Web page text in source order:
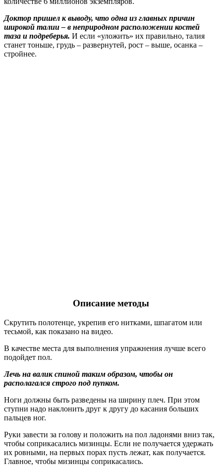
Доктор пришел к выводу, что одна из главных причин
широкой талии – в неприродном расположении костей
таза и подреберья. И если «уложить» их правильно, талия
станет тоньше, грудь – развернутей, рост – выше, осанка –
стройнее.
Описание методы
Скрутить полотенце, укрепив его нитками, шпагатом или
тесьмой, как показано на видео.
В качестве места для выполнения упражнения лучше всего
подойдет пол.
Лечь на валик спиной таким образом, чтобы он
располагался строго под пупком.
Ноги должны быть разведены на ширину плеч. При этом
ступни надо наклонить друг к другу до касания больших
пальцев ног.
Руки завести за голову и положить на пол ладонями вниз так,
чтобы соприкасались мизинцы. Если не получается удержать
их ровными, на первых порах пусть лежат, как получается.
Главное, чтобы мизинцы соприкасались.